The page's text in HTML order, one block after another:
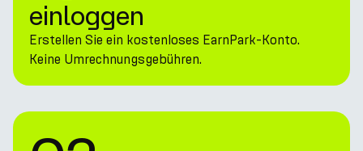
einloggen
Erstellen Sie ein kostenloses EarnPark-Konto.
Keine Umrechnungsgebühren.